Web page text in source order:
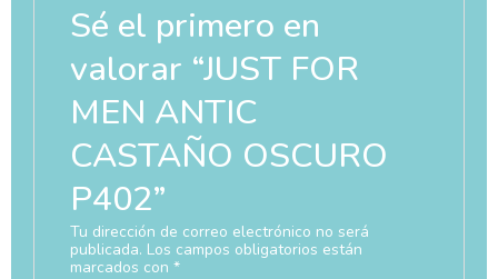
Sé el primero en
valorar “JUST FOR
MEN ANTIC
CASTAÑO OSCURO
P402”
Tu dirección de correo electrónico no será
publicada. Los campos obligatorios están
marcados con *